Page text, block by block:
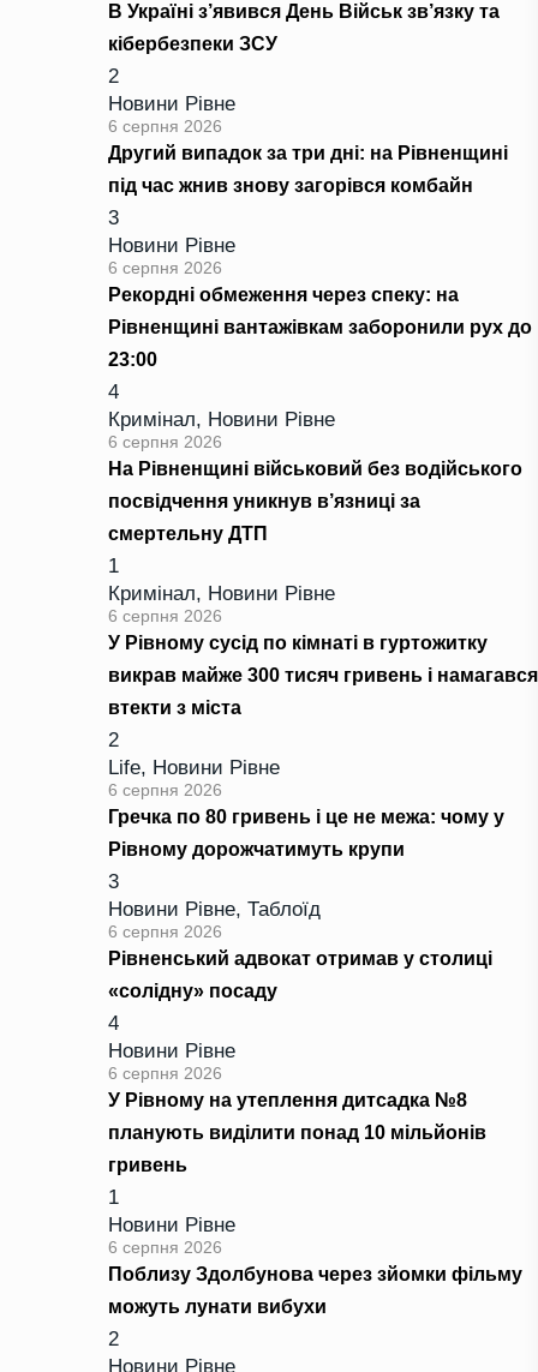
В Україні з’явився День Військ зв’язку та
кібербезпеки ЗСУ
2
Новини Рівне
6 серпня 2026
Другий випадок за три дні: на Рівненщині
під час жнив знову загорівся комбайн
3
Новини Рівне
6 серпня 2026
Рекордні обмеження через спеку: на
Рівненщині вантажівкам заборонили рух до
23:00
4
Кримінал, Новини Рівне
6 серпня 2026
На Рівненщині військовий без водійського
посвідчення уникнув в’язниці за
смертельну ДТП
1
Кримінал, Новини Рівне
6 серпня 2026
У Рівному сусід по кімнаті в гуртожитку
викрав майже 300 тисяч гривень і намагався
втекти з міста
2
Life, Новини Рівне
6 серпня 2026
Гречка по 80 гривень і це не межа: чому у
Рівному дорожчатимуть крупи
3
Новини Рівне, Таблоїд
6 серпня 2026
Рівненський адвокат отримав у столиці
«солідну» посаду
4
Новини Рівне
6 серпня 2026
У Рівному на утеплення дитсадка №8
планують виділити понад 10 мільйонів
гривень
1
Новини Рівне
6 серпня 2026
Поблизу Здолбунова через зйомки фільму
можуть лунати вибухи
2
Новини Рівне